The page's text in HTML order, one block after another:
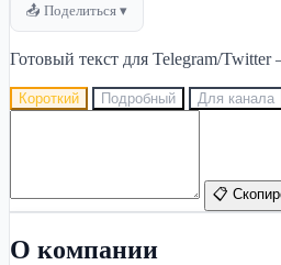
📤 Поделиться ▾
Готовый текст для Telegram/
Короткий Подробный Для канала
📋
О компании